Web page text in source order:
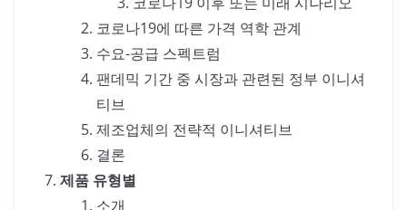
코로나19에 따른 가격 역학 관계
수요-공급 스펙트럼
팬데믹 기간 중 시장과 관련된 정부 이니셔
티브
제조업체의 전략적 이니셔티브
결론
제품 유형별
소개